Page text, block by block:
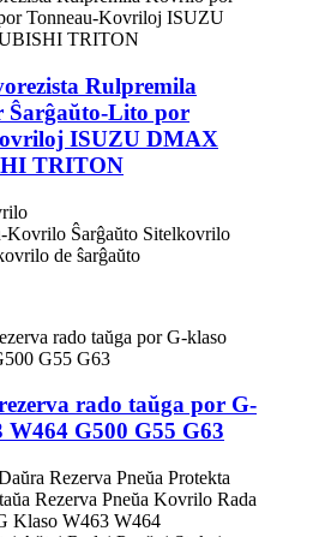
Rulpremila
Lito por
ISUZU DMAX
TRITON
Kovrilo Ŝarĝaŭto Sitelkovrilo
de ŝarĝaŭto
rado taŭga por G-
W464 G500 G55 G63
Rezerva Pneŭa Protekta
Rezerva Pneŭa Kovrilo Rada
Klaso W463 W464